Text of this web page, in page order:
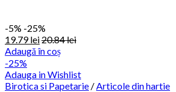
-5% -25%
19.79lei20.84lei
Adaugă în coș
-25%
Adauga in Wishlist
Birotica si Papetarie /Articole din hartie